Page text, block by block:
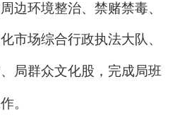
边环境整治、禁赌禁毒、
市场综合行政执法大队、
、局群众文化股，完成局班
。